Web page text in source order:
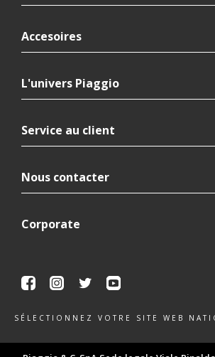
Accesoires
L'univers Piaggio
Service au client
Nous contacter
Corporate
FacebookInstagram
Twitter
SÉLECTIONNEZ VOTRE SITE WEB